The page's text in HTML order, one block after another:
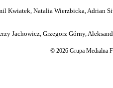
Kwiatek, Natalia Wierzbicka, Adrian
Jachowicz, Grzegorz Górny,
© 2026 Grupa Medialna